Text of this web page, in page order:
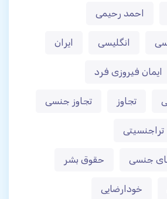
احمد رحیمی
انگلیسی ایران
ایمان فیروزی فرد
تجاوز تجاوز جنسی
تراجنسیتی
جنسی حقوق بشر
خودارضایی